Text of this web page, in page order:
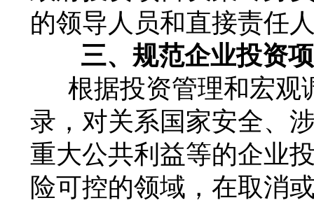
的领导人员和直接责任
三、规范企业投资
根据投资管理和宏观
录，对关系国家安全、
重大公共利益等的企业
险可控的领域，在取消